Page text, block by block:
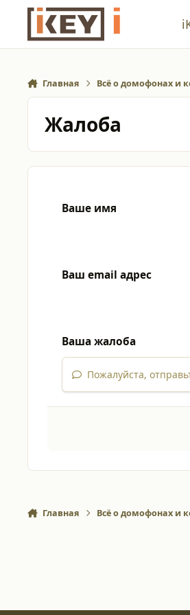
Перейти к содержанию
Главная Всё о домофонах и
Жалоба
Ваше имя
Ваш email адрес
Ваша жалоба
Пожалуйста,
Главная Всё о домофонах и